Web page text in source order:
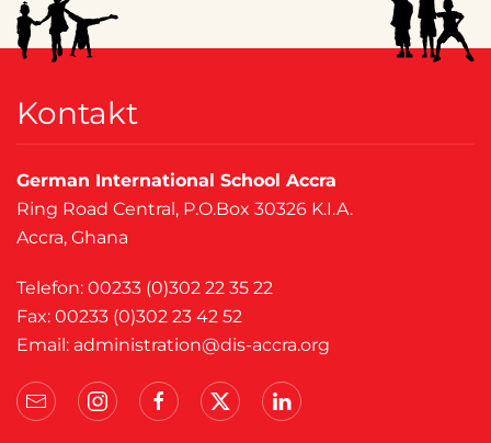
Kontakt
German International School Accra
Ring Road Central, P.O.Box 30326 K.I.A.
Accra, Ghana
Telefon: 00233 (0)302 22 35 22
Fax: 00233 (0)302 23 42 52
Email: administration@dis-accra.org